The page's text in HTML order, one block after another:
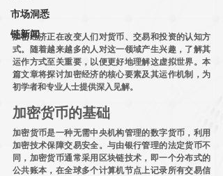
市场洞悉
链新闻
加密经济正在改变人们对货币、交易和投资的认知方
式。随着越来越多的人对这一领域产生兴趣，了解其
运作方式至关重要，以便更好地理解这虚拟世界。本
篇文章将探讨加密经济的核心要素及其运作机制，为
初学者和专业人士提供深入见解。
加密货币的基础
加密货币是一种无需中央机构管理的数字货币，利用
加密技术保障交易安全。与由银行管理的法定货币不
同，加密货币通常采用区块链技术，即一个分布式的
公共账本，在全球多个计算机节点上记录所有交易信